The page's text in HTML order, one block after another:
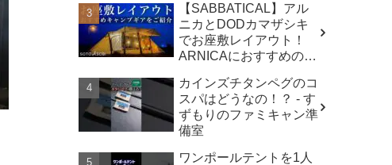
#snowpeak - 坊主キャン
パー@キンボウズ
【SABBATICAL】アル
ニカとDODカマザシキ
でお座敷レイアウト！
ARNICAにおすすめのキ
キャンプ - SOTOASOBI
カインズチタンペグのコ
スパはどうなの！？ - す
ずもりのファミキャン準
備室
ワンポールテントを1人